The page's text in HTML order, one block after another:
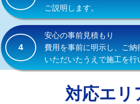
持込商品取付（浄水器・分岐水栓）
給水管工事※（ホール加工)
給水管工事※（バンド止め)
給水管工事※（保温材使用（バンド止
ご説明します。
4
安心の事前見積もり
費用を事前に明示し、ご納
いただいたうえで施工を行
対応エリ